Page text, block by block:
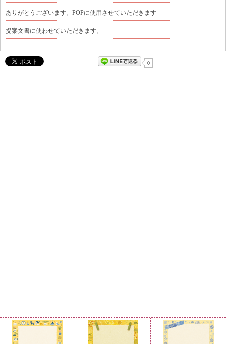
ありがとうございます。POPに使用させていただきます
提案文書に使わせていただきます。
0